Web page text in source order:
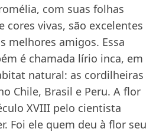
com suas folhas
cores vivas, são excelentes
melhores amigos. Essa
é chamada lírio inca, em
natural: as cordilheiras
Chile, Brasil e Peru. A flor
XVIII pelo cientista
Foi ele quem deu à flor seu